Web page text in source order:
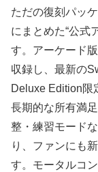
ただの復刻パッ
にまとめた“公式
す。アーケード
収録し、最新の
Deluxe Edition限
長期的な所有満
整・練習モード
り、ファンにも
す。モータルコ